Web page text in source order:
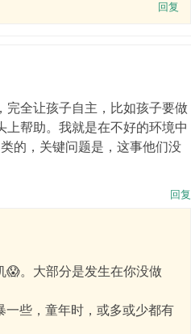
回复
完全让孩子自主，比如孩子要做
帮助。我就是在不好的环境中
的，关键问题是，这事他们没
回复
😱。大部分是发生在你没做
些，童年时，或多或少都有